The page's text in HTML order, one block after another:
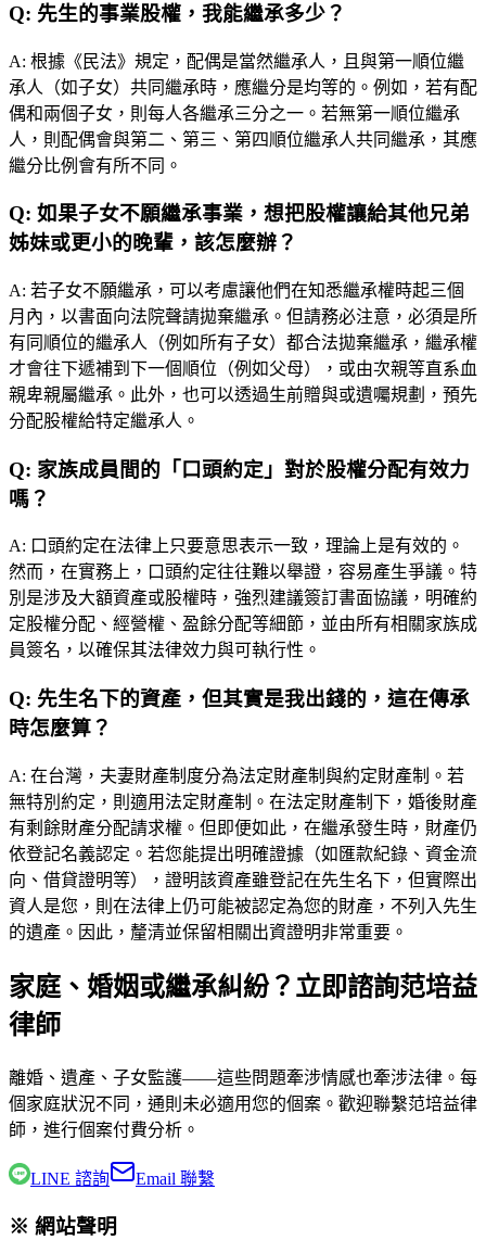
Q: 先生的事業股權，我能繼承多少？
A: 根據《民法》規定，配偶是當然繼承人，且與第一順位繼
承人（如子女）共同繼承時，應繼分是均等的。例如，若有配
偶和兩個子女，則每人各繼承三分之一。若無第一順位繼承
人，則配偶會與第二、第三、第四順位繼承人共同繼承，其應
繼分比例會有所不同。
Q: 如果子女不願繼承事業，想把股權讓給其他兄弟
姊妹或更小的晚輩，該怎麼辦？
A: 若子女不願繼承，可以考慮讓他們在知悉繼承權時起三個
月內，以書面向法院聲請拋棄繼承。但請務必注意，必須是所
有同順位的繼承人（例如所有子女）都合法拋棄繼承，繼承權
才會往下遞補到下一個順位（例如父母），或由次親等直系血
親卑親屬繼承。此外，也可以透過生前贈與或遺囑規劃，預先
分配股權給特定繼承人。
Q: 家族成員間的「口頭約定」對於股權分配有效力
嗎？
A: 口頭約定在法律上只要意思表示一致，理論上是有效的。
然而，在實務上，口頭約定往往難以舉證，容易產生爭議。特
別是涉及大額資產或股權時，強烈建議簽訂書面協議，明確約
定股權分配、經營權、盈餘分配等細節，並由所有相關家族成
員簽名，以確保其法律效力與可執行性。
Q: 先生名下的資產，但其實是我出錢的，這在傳承
時怎麼算？
A: 在台灣，夫妻財產制度分為法定財產制與約定財產制。若
無特別約定，則適用法定財產制。在法定財產制下，婚後財產
有剩餘財產分配請求權。但即便如此，在繼承發生時，財產仍
依登記名義認定。若您能提出明確證據（如匯款紀錄、資金流
向、借貸證明等），證明該資產雖登記在先生名下，但實際出
資人是您，則在法律上仍可能被認定為您的財產，不列入先生
的遺產。因此，釐清並保留相關出資證明非常重要。
家庭、婚姻或繼承糾紛？立即諮詢范培益
律師
離婚、遺產、子女監護——這些問題牽涉情感也牽涉法律。每
個家庭狀況不同，通則未必適用您的個案。歡迎聯繫范培益律
師 ，進行個案付費分析。
LINE 諮詢 Email 聯繫
※ 網站聲明